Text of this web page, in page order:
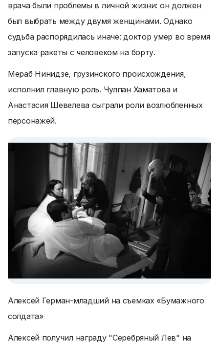
врача были проблемы в личной жизни: он должен
был выбрать между двумя женщинами. Однако
судьба распорядилась иначе: доктор умер во время
запуска ракеты с человеком на борту.
Мераб Нинидзе, грузинского происхождения,
исполнил главную роль. Чулпан Хаматова и
Анастасия Шевелева сыграли роли возлюбленных
персонажей.
Алексей Герман-младший на съемках «Бумажного
солдата»
Алексей получил награду "Серебряный Лев" на